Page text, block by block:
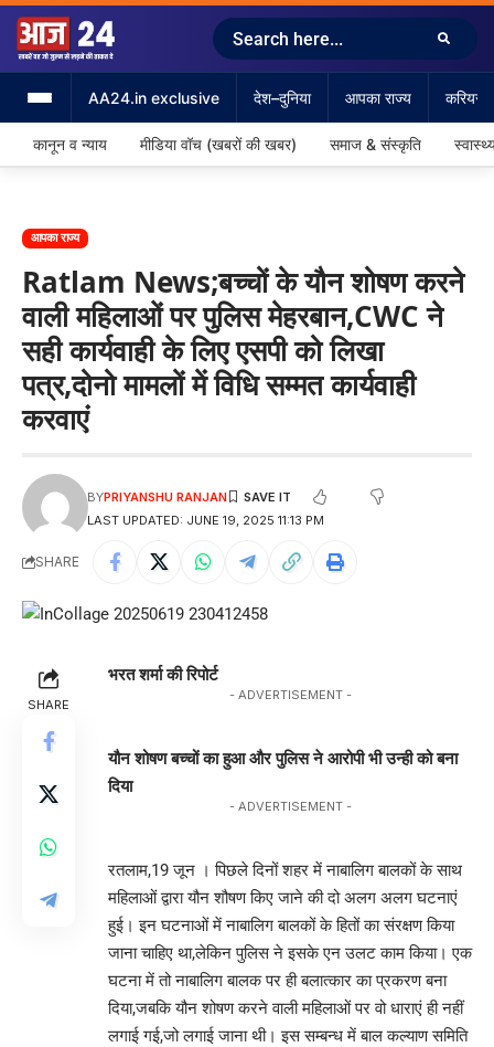
AA24.in exclusive देश–दुनिया आपका राज्य करियर
कानून व न्याय मीडिया वॉच (खबरों की खबर) समाज & संस्कृति
आपका राज्य
Ratlam News;बच्चों के यौन शोषण करने
वाली महिलाओं पर पुलिस मेहरबान,CWC ने
सही कार्यवाही के लिए एसपी को लिखा
पत्र,दोनो मामलों में विधि सम्मत कार्यवाही
करवाएं
LAST UPDATED: JUNE 19, 2025 11:13 PM
BYPRIYANSHU RANJAN
SHARE
SHARE
भरत शर्मा की रिपोर्ट
- ADVERTISEMENT -
यौन शोषण बच्चों का हुआ और पुलिस ने आरोपी भी उन्ही को बना
दिया
- ADVERTISEMENT -
रतलाम,19 जून । पिछले दिनों शहर में नाबालिग बालकों के साथ
महिलाओं द्वारा यौन शौषण किए जाने की दो अलग अलग घटनाएं
हुई। इन घटनाओं में नाबालिग बालकों के हितों का संरक्षण किया
जाना चाहिए था,लेकिन पुलिस ने इसके एन उलट काम किया। एक
घटना में तो नाबालिग बालक पर ही बलात्कार का प्रकरण बना
दिया,जबकि यौन शोषण करने वाली महिलाओं पर वो धाराएं ही नहीं
लगाई गई,जो लगाई जाना थी। इस सम्बन्ध में बाल कल्याण समिति